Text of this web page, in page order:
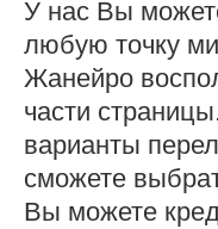
У нас Вы
любую точку
Жанейро
части
варианты
сможете
Вы можете